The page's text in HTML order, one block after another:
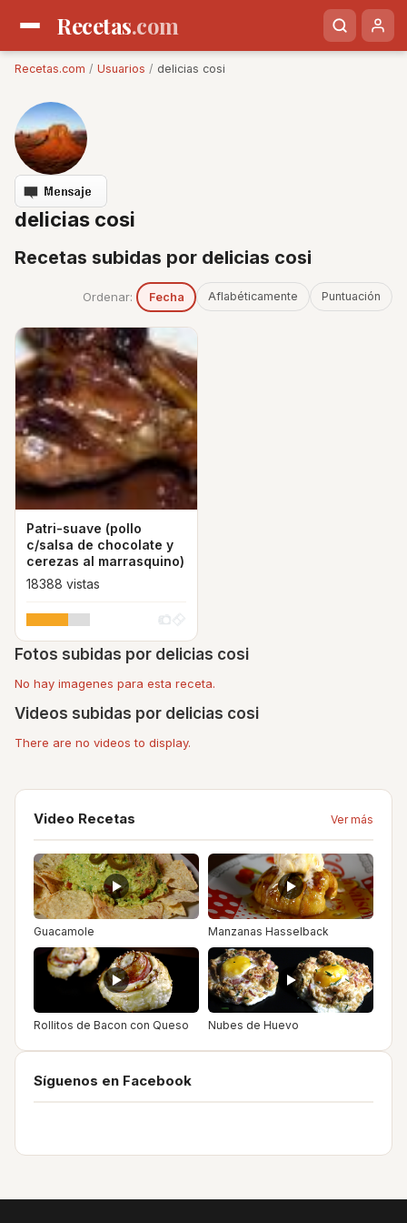
Recetas.com
Recetas.com / Usuarios / delicias cosi
delicias cosi
Recetas subidas por delicias cosi
Ordenar: Fecha Aflabéticamente Puntuación
Patri-suave (pollo
c/salsa de chocolate y
cerezas al marrasquino)
18388 vistas
Fotos subidas por delicias cosi
No hay imagenes para esta receta.
Videos subidas por delicias cosi
There are no videos to display.
Video Recetas Ver más
Guacamole Manzanas Hasselback
Rollitos de Bacon con Queso Nubes de Huevo
Síguenos en Facebook